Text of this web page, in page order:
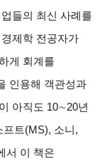
들의 최신 사례를
제학 전공자가
게 회계를
인용해 객관성과
아직도 10∼20년
트(MS), 소니,
서 이 책은